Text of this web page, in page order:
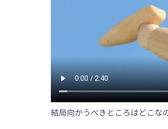
結局向かうべきところはどこな